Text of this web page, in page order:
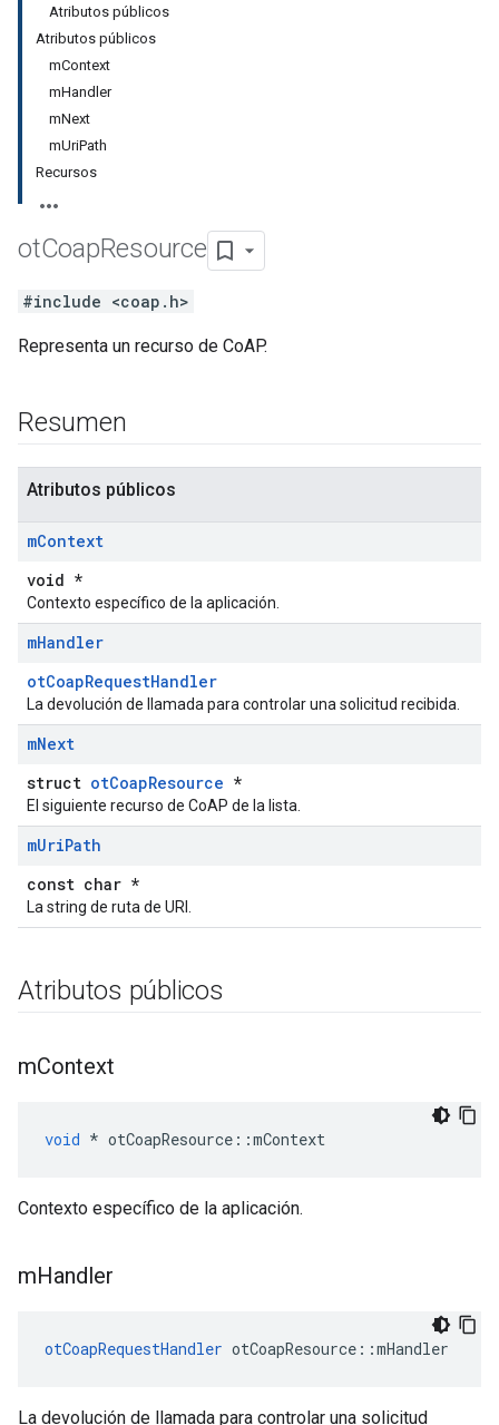
Atributos públicos
Atributos públicos
mContext
mHandler
mNext
mUriPath
Recursos
otCoapResource
#include <coap.h>
Representa un recurso de CoAP.
Resumen
Atributos públicos
mContext
void *
Contexto específico de la aplicación.
mHandler
otCoapRequestHandler
La devolución de llamada para controlar una solicitud recibida.
mNext
struct otCoapResource *
El siguiente recurso de CoAP de la lista.
mUriPath
const char *
La string de ruta de URI.
Atributos públicos
mContext
void * otCoapResource ::mContext
Contexto específico de la aplicación.
mHandler
otCoapRequestHandler otCoapResource ::mHandler
La devolución de llamada para controlar una solicitud